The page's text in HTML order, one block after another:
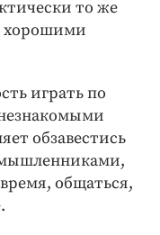
то же
хорошими
играть по
обзавестись
общаться,